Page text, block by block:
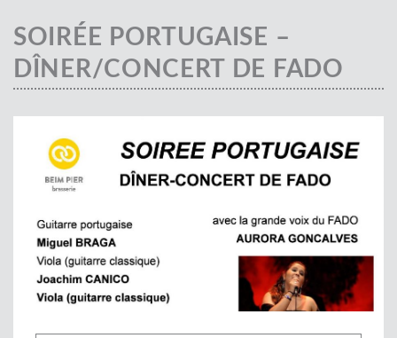
SOIRÉE PORTUGAISE –
DÎNER/CONCERT DE FADO